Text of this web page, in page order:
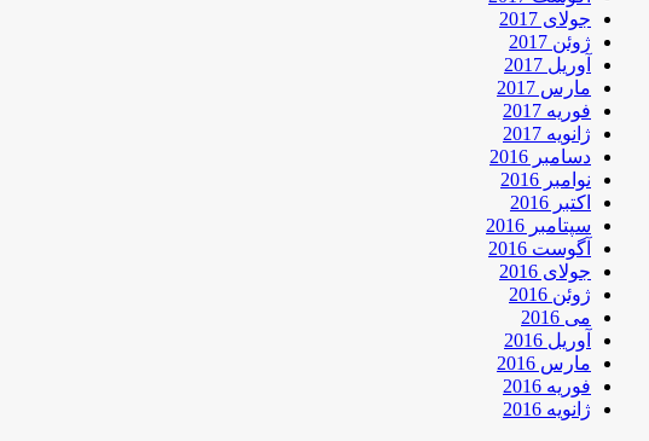
جولای 2017
ژوئن 2017
آوریل 2017
مارس 2017
فوریه 2017
ژانویه 2017
دسامبر 2016
نوامبر 2016
اکتبر 2016
سپتامبر 2016
آگوست 2016
جولای 2016
ژوئن 2016
می 2016
آوریل 2016
مارس 2016
فوریه 2016
ژانویه 2016